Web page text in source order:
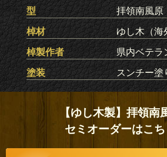
型
拝領南風原
棹材
ゆし木（海
棹製作者
県内ベテラ
塗装
スンチー塗
【ゆし木製】拝領南
セミオーダーはこ